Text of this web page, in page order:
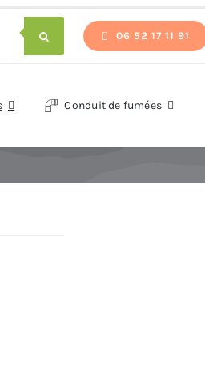
06 52 17 11 91
Conduit de fumées